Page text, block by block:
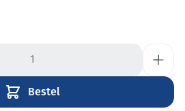
Bestel